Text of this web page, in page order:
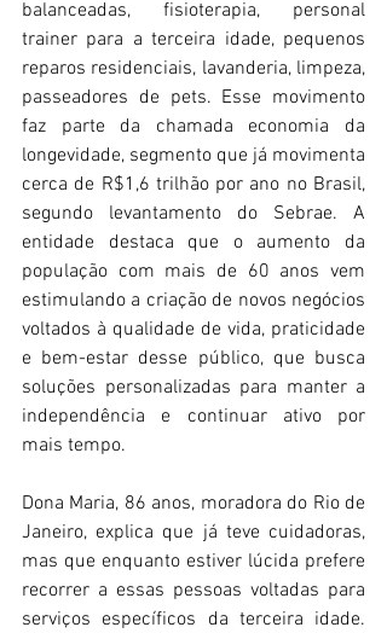
balanceadas, fisioterapia, personal
trainer para a terceira idade, pequenos
reparos residenciais, lavanderia, limpeza,
passeadores de pets. Esse movimento
faz parte da chamada economia da
longevidade, segmento que já movimenta
cerca de R$1,6 trilhão por ano no Brasil,
segundo levantamento do Sebrae. A
entidade destaca que o aumento da
população com mais de 60 anos vem
estimulando a criação de novos negócios
voltados à qualidade de vida, praticidade
e bem-estar desse público, que busca
soluções personalizadas para manter a
independência e continuar ativo por
mais tempo.
Dona Maria, 86 anos, moradora do Rio de
Janeiro, explica que já teve cuidadoras,
mas que enquanto estiver lúcida prefere
recorrer a essas pessoas voltadas para
serviços específicos da terceira idade.